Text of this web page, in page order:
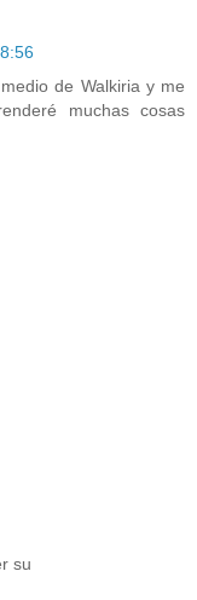
de Walkiria y me
muchas cosas
su